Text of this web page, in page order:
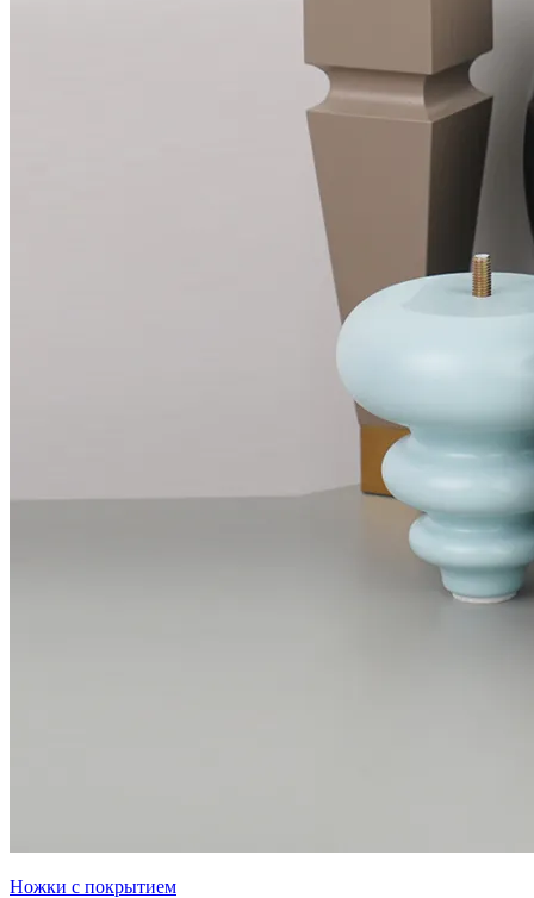
Ножки с покрытием